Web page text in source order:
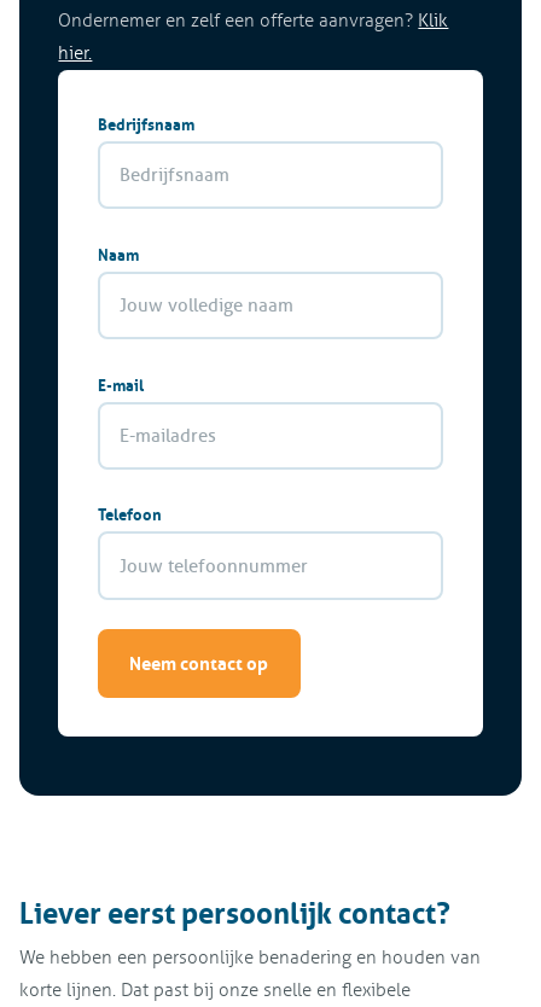
Ondernemer en zelf een offerte aanvragen? Klik
hier.
Bedrijfsnaam
Naam
E-mail
Telefoon
Neem contact op
Liever eerst persoonlijk contact?
We hebben een persoonlijke benadering en houden van
korte lijnen. Dat past bij onze snelle en flexibele